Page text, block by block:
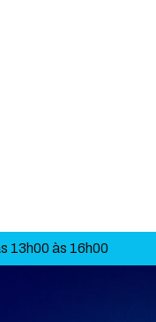
13h00 às 16h00